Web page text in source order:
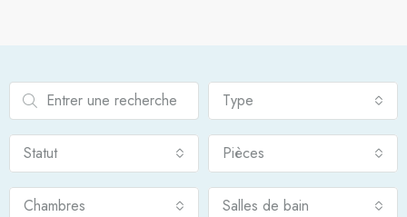
Type
Statut Pièces
Chambres Salles de bain